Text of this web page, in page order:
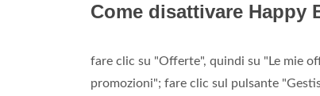
Come disattivare Happy
fare clic su "Offerte", quindi su "Le mie
promozioni"; fare clic sul pulsante